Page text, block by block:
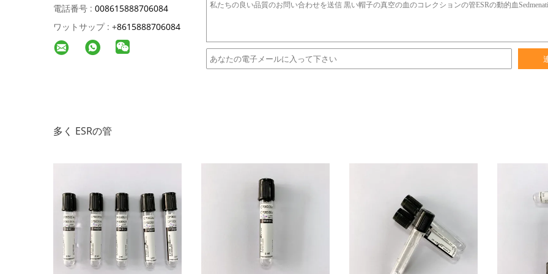
電話番号 : 008615888706084
ワットサップ : +8615888706084
多く ESRの管